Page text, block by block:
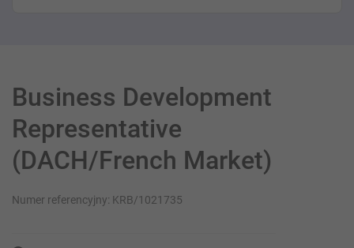
Business Development
Representative
(DACH/French Market)
Numer referencyjny: KRB/1021735